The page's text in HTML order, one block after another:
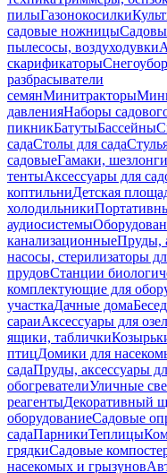
пилыГазонокосилки
садовые ножницы
пылесосы, воздуходувки
скарификаторы
разбрасыватели
семянМинитракторы
давленияНаборы
пикникБатутыБассейны
садаСтолы для сада
садовыеГамаки, шезлонги
тентыАксессуары для
коптильниДетская
холодильники
аудиосистемы
канализационныеПруды,
насосы, стерилизаторы
прудовСтанции
комплектующие для
участкаДачные дома
сараиАксессуары для
ящики, таблички
птицДомики для
садаПруды, аксессуары
обогревателиУличные
реагентыДекоративный
оборудованиеСадовые
садаПарникиТеплицы
грядкиСадовые
насекомых и грызунов